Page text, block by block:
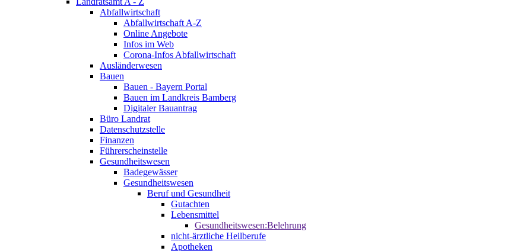
Abfallwirtschaft
Abfallwirtschaft A-Z
Online Angebote
Infos im Web
Corona-Infos Abfallwirtschaft
Ausländerwesen
Bauen
Bauen - Bayern Portal
Bauen im Landkreis Bamberg
Digitaler Bauantrag
Büro Landrat
Datenschutzstelle
Finanzen
Führerscheinstelle
Gesundheitswesen
Badegewässer
Gesundheitswesen
Beruf und Gesundheit
Gutachten
Lebensmittel
Gesundheitswesen:Belehrung
nicht-ärztliche Heilberufe
Apotheken